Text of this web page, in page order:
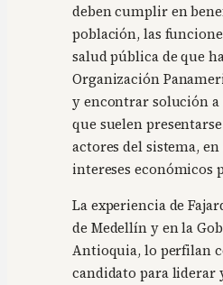
deben cumplir en
población, las
salud pública de que
Organización
y encontrar solución
que suelen
actores del sistema, en
intereses económicos
La experiencia de
de Medellín y en la
Antioquia, lo perfilan
candidato para liderar